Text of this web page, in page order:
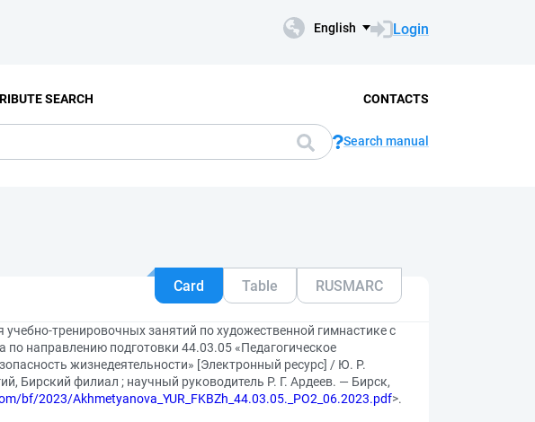
English Login
SEARCH CONTACTS
Search manual
Card Table RUSMARC
учебно-тренировочных занятий по художественной гимнастике с
направлению подготовки 44.03.05 «Педагогическое
жизнедеятельности» [Электронный ресурс] / Ю. Р.
Бирский филиал ; научный руководитель Р. Г. Ардеев. — Бирск,
bf/2023/Akhmetyanova_YUR_FKBZh_44.03.05._PO2_06.2023.pdf>.